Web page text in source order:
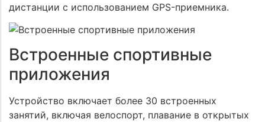
дистанции с использованием GPS-приемника.
Встроенные спортивные
приложения
Устройство включает более 30 встроенных
занятий, включая велоспорт, плавание в открытых